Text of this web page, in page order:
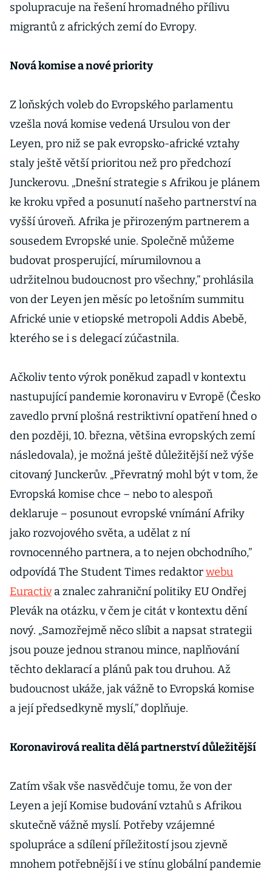
spolupracuje na řešení hromadného přílivu
migrantů z afrických zemí do Evropy.
Nová komise a nové priority
Z loňských voleb do Evropského parlamentu
vzešla nová komise vedená Ursulou von der
Leyen, pro niž se pak evropsko-africké vztahy
staly ještě větší prioritou než pro předchozí
Junckerovu. „Dnešní strategie s Afrikou je plánem
ke kroku vpřed a posunutí našeho partnerství na
vyšší úroveň. Afrika je přirozeným partnerem a
sousedem Evropské unie. Společně můžeme
budovat prosperující, mírumilovnou a
udržitelnou budoucnost pro všechny,” prohlásila
von der Leyen jen měsíc po letošním summitu
Africké unie v etiopské metropoli Addis Abebě,
kterého se i s delegací zúčastnila.
Ačkoliv tento výrok poněkud zapadl v kontextu
nastupující pandemie koronaviru v Evropě (Česko
zavedlo první plošná restriktivní opatření hned o
den později, 10. března, většina evropských zemí
následovala), je možná ještě důležitější než výše
citovaný Junckerův. „Převratný mohl být v tom, že
Evropská komise chce – nebo to alespoň
deklaruje – posunout evropské vnímání Afriky
jako rozvojového světa, a udělat z ní
rovnocenného partnera, a to nejen obchodního,”
odpovídá The Student Times redaktorwebu
Euractiva znalec zahraniční politiky EU Ondřej
Plevák na otázku, v čem je citát v kontextu dění
nový. „Samozřejmě něco slíbit a napsat strategii
jsou pouze jednou stranou mince, naplňování
těchto deklarací a plánů pak tou druhou. Až
budoucnost ukáže, jak vážně to Evropská komise
a její předsedkyně myslí,” doplňuje.
Koronavirová realita dělá partnerství důležitější
Zatím však vše nasvědčuje tomu, že von der
Leyen a její Komise budování vztahů s Afrikou
skutečně vážně myslí. Potřeby vzájemné
spolupráce a sdílení příležitostí jsou zjevně
mnohem potřebnější i ve stínu globální pandemie